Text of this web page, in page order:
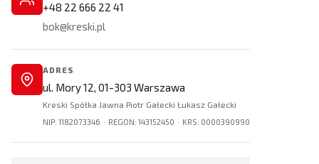
+48 22 666 22 41
bok@kreski.pl
ADRES
ul. Mory 12, 01-303 Warszawa
Kreski Spółka Jawna Piotr Gałecki Łukasz Gałecki
NIP: 1182073346 · REGON: 143152450 · KRS: 0000390990